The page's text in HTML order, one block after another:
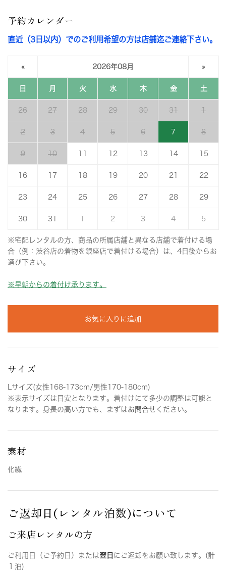
予約カレンダー
直近（3日以内）でのご利用希望の方は店舗迄ご連絡下さい。
« 2026年08月 »
日 月 火 水 木 金 土
26 27 28 29 30 31 1
2 3 4 5 6 7 8
9 10 12 13 14 15
16 17 18 19 20 21 22
23 24 25 26 27 28 29
30 31 2 3 4 5
※宅配レンタルの方、商品の所属店舗と異なる店舗で着付ける場
合（例：渋谷店の着物を銀座店で着付ける場合）は、4日後からお
選び下さい。
※早朝からの着付け承ります。
お気に入りに追加
サイズ
Lサイズ(女性168-173cm/男性170-180cm)
※表示サイズは目安となります。着付けにて多少の調整は可能と
なります。身長の高い方でも、まずはお問合せ ください。
素材
化繊
ご返却日(レンタル泊数)について
ご来店レンタルの方
ご利用日（ご予約日）または翌日 にご返却をお願い致します。(計
１泊)